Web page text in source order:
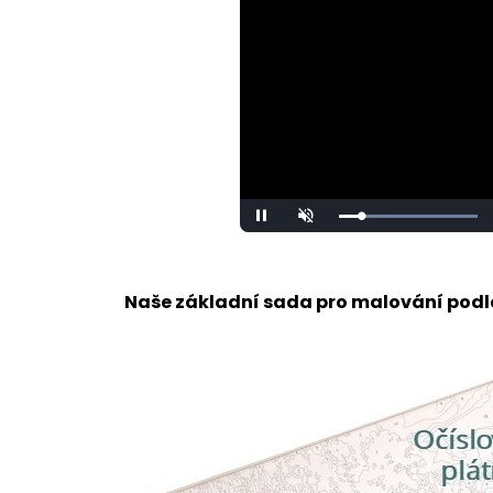
Pause Unmute Loaded:
100.00%
Naše základní sada pro malování